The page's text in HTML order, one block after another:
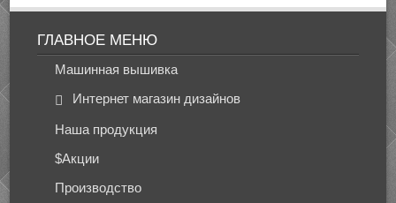
ГЛАВНОЕ МЕНЮ
Машинная вышивка
Интернет магазин дизайнов
Наша продукция
$Акции
Производство